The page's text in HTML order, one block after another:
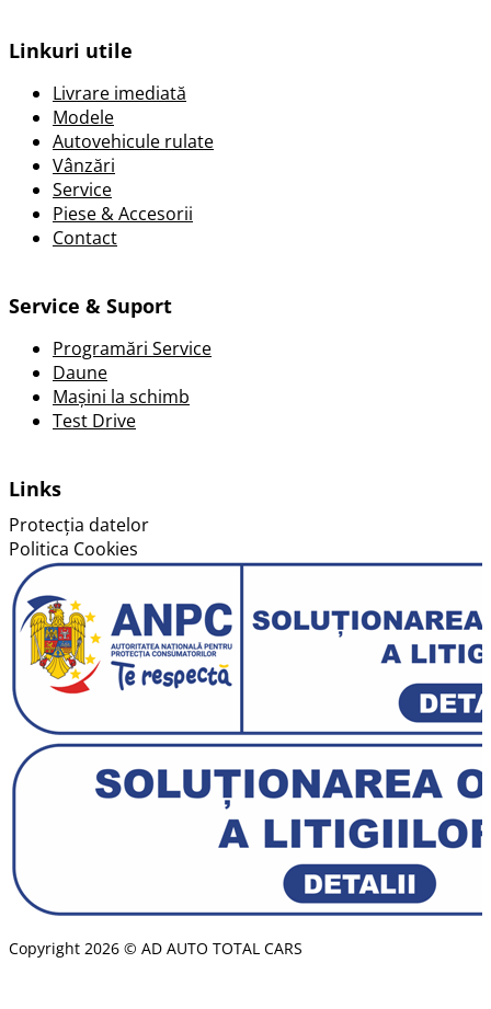
Linkuri utile
Livrare imediată
Modele
Autovehicule rulate
Vânzări
Service
Piese & Accesorii
Contact
Service & Suport
Programări Service
Daune
Mașini la schimb
Test Drive
Links
Protecția datelor
Politica Cookies
Copyright 2026 © AD AUTO TOTAL CARS